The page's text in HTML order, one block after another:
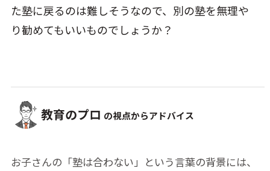
た塾に戻るのは難しそうなので、別の塾を無理や
り勧めてもいいものでしょうか？
教育のプロ の視点からアドバイス
お子さんの「塾は合わない」という言葉の背景には、